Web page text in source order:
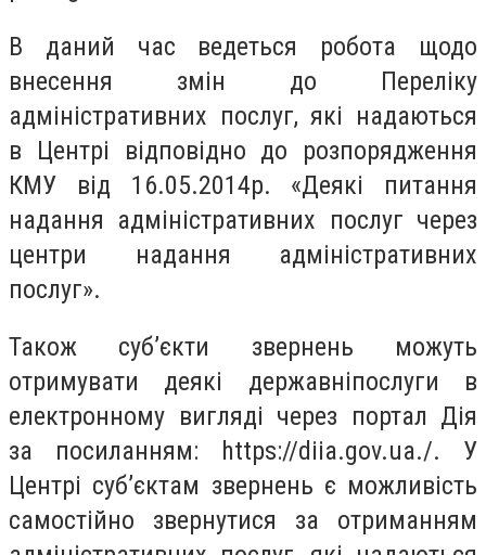
В даний час ведеться робота щодо
внесення змін до Переліку
адміністративних послуг, які надаються
в Центрі відповідно до розпорядження
КМУ від 16.05.2014р. «Деякі питання
надання адміністративних послуг через
центри надання адміністративних
послуг».
Також суб’єкти звернень можуть
отримувати деякі державніпослуги в
електронному вигляді через портал Дія
за посиланням: https://diia.gov.ua./. У
Центрі суб’єктам звернень є можливість
самостійно звернутися за отриманням